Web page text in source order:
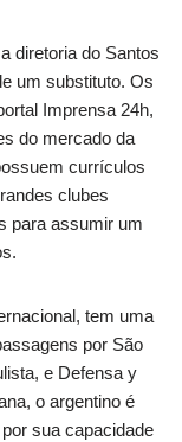
diretoria do Santos
um substituto. Os
Imprensa 24h,
do mercado da
currículos
clubes
para assumir um
tem uma
por São
e Defensa y
o argentino é
sua capacidade